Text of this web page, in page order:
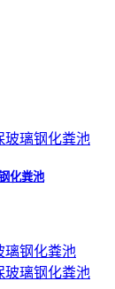
化粪池
璃钢化粪池